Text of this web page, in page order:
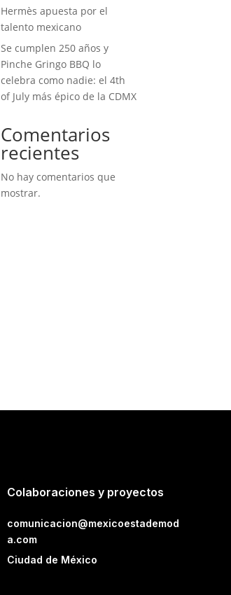
Hermès apuesta por el
talento mexicano
Se cumplen 250 años y
Pinche Gringo BBQ lo
celebra como nadie: el 4th
of July más épico de la CDMX
Comentarios
recientes
No hay comentarios que
mostrar.
Colaboraciones y proyectos
comunicacion@mexicoestademod
a.com
Ciudad de México